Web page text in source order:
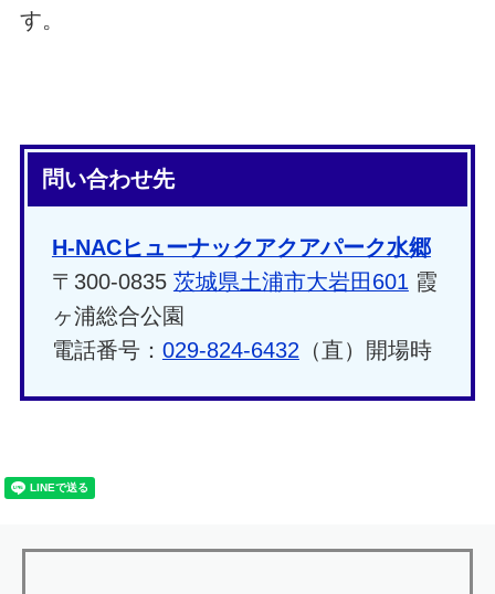
す。
問い合わせ先
H-NACヒューナックアクアパーク水郷
〒300-0835 茨城県土浦市大岩田601 霞
ヶ浦総合公園
電話番号： 029-824-6432 （直）開場時